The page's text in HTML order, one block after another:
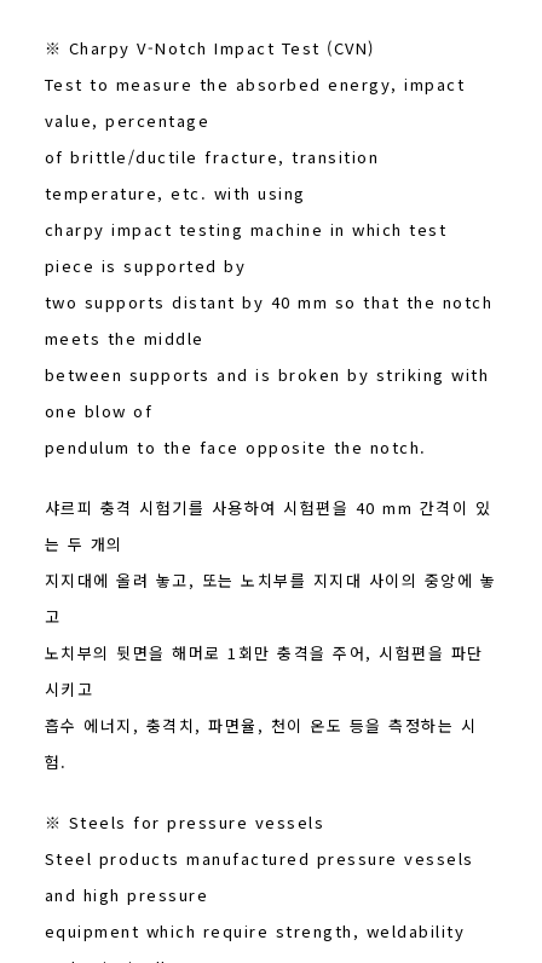
※ Charpy V-Notch Impact Test (CVN)
Test to measure the absorbed energy, impact
value, percentage
of brittle/ductile fracture, transition
temperature, etc. with using
charpy impact testing machine in which test
piece is supported by
two supports distant by 40 mm so that the notch
meets the middle
between supports and is broken by striking with
one blow of
pendulum to the face opposite the notch.
샤르피 충격 시험기를 사용하여 시험편을 40 mm 간격이 있
는 두 개의
지지대에 올려 놓고, 또는 노치부를 지지대 사이의 중앙에 놓
고
노치부의 뒷면을 해머로 1회만 충격을 주어, 시험편을 파단
시키고
흡수 에너지, 충격치, 파면율, 천이 온도 등을 측정하는 시
험.
※ Steels for pressure vessels
Steel products manufactured pressure vessels
and high pressure
equipment which require strength, weldability